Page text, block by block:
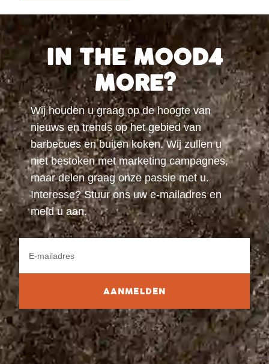
IN THE MOOD4
MORE?
Wij houden u graag op de hoogte van
nieuws en trends op het gebied van
barbecues en buiten koken. Wij zullen u
niet bestoken met marketing campagnes,
maar delen graag onze passie met u.
Interesse? Stuur ons uw e-mailadres en
meld u aan.
AANMELDEN